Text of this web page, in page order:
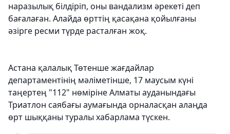
наразылық білдіріп, оны вандализм әрекеті деп
бағалаған. Алайда өрттің қасақана қойылғаны
әзірге ресми түрде расталған жоқ.
Астана қалалық Төтенше жағдайлар
департаментінің мәліметінше, 17 маусым күні
таңертең "112" нөміріне Алматы ауданындағы
Триатлон саябағы аумағында орналасқан алаңда
өрт шыққаны туралы хабарлама түскен.